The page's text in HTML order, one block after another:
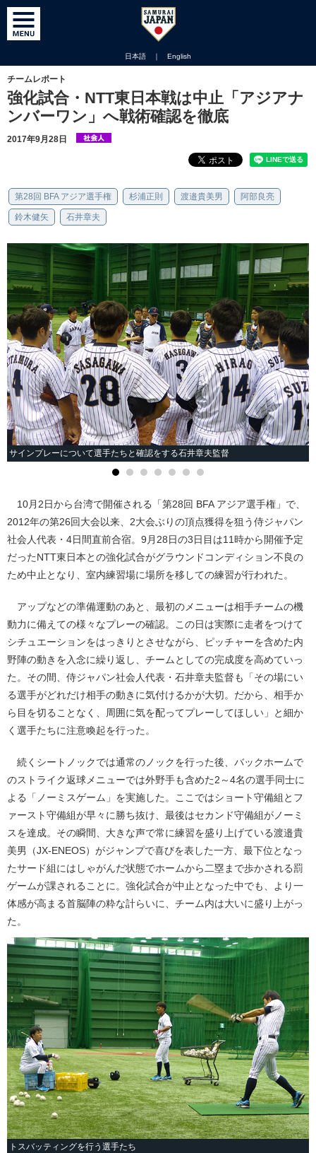
日本語 ｜ English
チームレポート
強化試合・NTT東日本戦は中止「アジアナ
ンバーワン」へ戦術確認を徹底
2017年9月28日
第28回 BFA アジア選手権 杉浦正則 渡邉貴美男 阿部良亮
鈴木健矢 石井章夫
サインプレーについて選手たちと確認をする石井章夫監督
10月2日から台湾で開催される「第28回 BFA アジア選手権」で、
2012年の第26回大会以来、2大会ぶりの頂点獲得を狙う侍ジャパン
社会人代表・4日間直前合宿。9月28日の3日目は11時から開催予定
だったNTT東日本との強化試合がグラウンドコンディション不良の
ため中止となり、室内練習場に場所を移しての練習が行われた。
アップなどの準備運動のあと、最初のメニューは相手チームの機
動力に備えての様々なプレーの確認。この日は実際に走者をつけて
シチュエーションをはっきりとさせながら、ピッチャーを含めた内
野陣の動きを入念に繰り返し、チームとしての完成度を高めていっ
た。その間、侍ジャパン社会人代表・石井章夫監督も「その場にい
る選手がどれだけ相手の動きに気付けるかが大切。だから、相手か
ら目を切ることなく、周囲に気を配ってプレーしてほしい」と細か
く選手たちに注意喚起を行った。
続くシートノックでは通常のノックを行った後、バックホームで
のストライク返球メニューでは外野手も含めた2～4名の選手同士に
よる「ノーミスゲーム」を実施した。ここではショート守備組とフ
ァースト守備組が早々に勝ち抜け、最後はセカンド守備組がノーミ
スを達成。その瞬間、大きな声で常に練習を盛り上げている渡邉貴
美男（JX-ENEOS）がジャンプで喜びを表した一方、最下位となっ
たサード組にはしゃがんだ状態でホームから二塁まで歩かされる罰
ゲームが課されることに。強化試合が中止となった中でも、より一
体感が高まる首脳陣の粋な計らいに、チーム内は大いに盛り上がっ
た。
トスバッティングを行う選手たち